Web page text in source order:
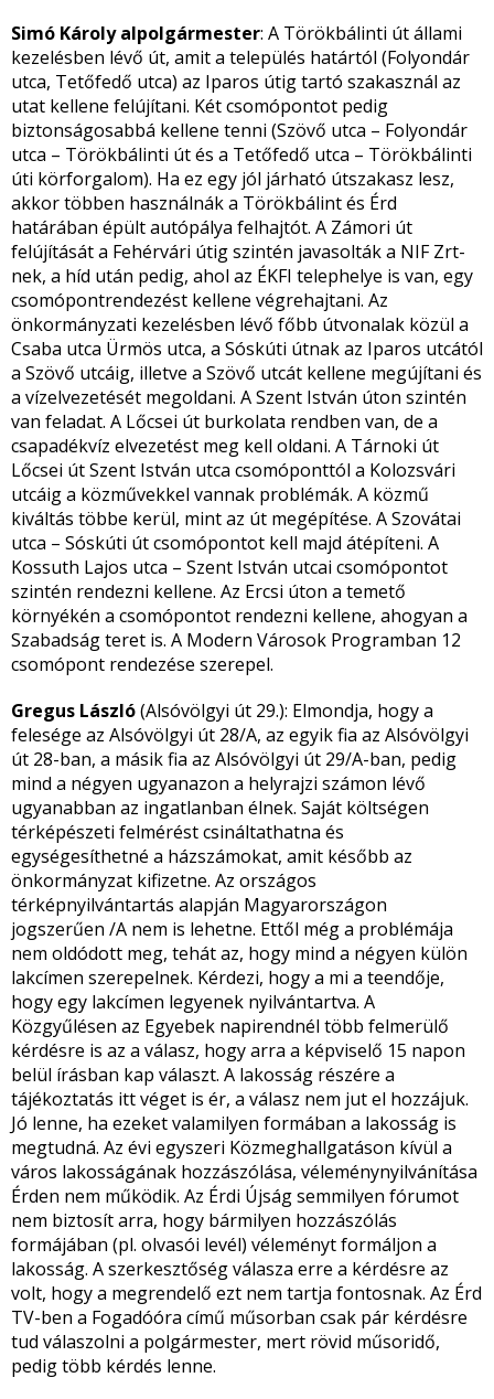
Simó Károly alpolgármester: A Törökbálinti út állami
kezelésben lévő út, amit a település határtól (Folyondár
utca, Tetőfedő utca) az Iparos útig tartó szakasznál az
utat kellene felújítani. Két csomópontot pedig
biztonságosabbá kellene tenni (Szövő utca – Folyondár
utca – Törökbálinti út és a Tetőfedő utca – Törökbálinti
úti körforgalom). Ha ez egy jól járható útszakasz lesz,
akkor többen használnák a Törökbálint és Érd
határában épült autópálya felhajtót. A Zámori út
felújítását a Fehérvári útig szintén javasolták a NIF Zrt-
nek, a híd után pedig, ahol az ÉKFI telephelye is van, egy
csomópontrendezést kellene végrehajtani. Az
önkormányzati kezelésben lévő főbb útvonalak közül a
Csaba utca Ürmös utca, a Sóskúti útnak az Iparos utcától
a Szövő utcáig, illetve a Szövő utcát kellene megújítani és
a vízelvezetését megoldani. A Szent István úton szintén
van feladat. A Lőcsei út burkolata rendben van, de a
csapadékvíz elvezetést meg kell oldani. A Tárnoki út
Lőcsei út Szent István utca csomóponttól a Kolozsvári
utcáig a közművekkel vannak problémák. A közmű
kiváltás többe kerül, mint az út megépítése. A Szovátai
utca – Sóskúti út csomópontot kell majd átépíteni. A
Kossuth Lajos utca – Szent István utcai csomópontot
szintén rendezni kellene. Az Ercsi úton a temető
környékén a csomópontot rendezni kellene, ahogyan a
Szabadság teret is. A Modern Városok Programban 12
csomópont rendezése szerepel.
Gregus László(Alsóvölgyi út 29.): Elmondja, hogy a
felesége az Alsóvölgyi út 28/A, az egyik fia az Alsóvölgyi
út 28-ban, a másik fia az Alsóvölgyi út 29/A-ban, pedig
mind a négyen ugyanazon a helyrajzi számon lévő
ugyanabban az ingatlanban élnek. Saját költségen
térképészeti felmérést csináltathatna és
egységesíthetné a házszámokat, amit később az
önkormányzat kifizetne. Az országos
térképnyilvántartás alapján Magyarországon
jogszerűen /A nem is lehetne. Ettől még a problémája
nem oldódott meg, tehát az, hogy mind a négyen külön
lakcímen szerepelnek. Kérdezi, hogy a mi a teendője,
hogy egy lakcímen legyenek nyilvántartva. A
Közgyűlésen az Egyebek napirendnél több felmerülő
kérdésre is az a válasz, hogy arra a képviselő 15 napon
belül írásban kap választ. A lakosság részére a
tájékoztatás itt véget is ér, a válasz nem jut el hozzájuk.
Jó lenne, ha ezeket valamilyen formában a lakosság is
megtudná. Az évi egyszeri Közmeghallgatáson kívül a
város lakosságának hozzászólása, véleménynyilvánítása
Érden nem működik. Az Érdi Újság semmilyen fórumot
nem biztosít arra, hogy bármilyen hozzászólás
formájában (pl. olvasói levél) véleményt formáljon a
lakosság. A szerkesztőség válasza erre a kérdésre az
volt, hogy a megrendelő ezt nem tartja fontosnak. Az Érd
TV-ben a Fogadóóra című műsorban csak pár kérdésre
tud válaszolni a polgármester, mert rövid műsoridő,
pedig több kérdés lenne.